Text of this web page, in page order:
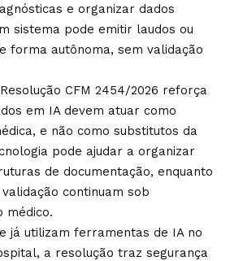
e organizar dados
sistema pode emitir laudos ou
forma autônoma, sem validação
CFM 2454/2026 reforça
em IA devem atuar como
e não como substitutos da
pode ajudar a organizar
de documentação, enquanto
continuam sob
médico.
já utilizam ferramentas de IA no
a resolução traz segurança